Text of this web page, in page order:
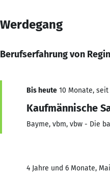
Werdegang
Berufserfahrung von
Bis heute 10 Monate, seit
Kaufmännische
Bayme, vbm, vbw - Die
4 Jahre und 6 Monate,